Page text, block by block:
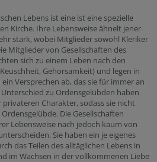
Lebens ist eine ist eine spezielle
Kirche. Ihre Lebensweise ähnelt jener
stark, wobei Mitglieder sowohl Kleriker
Mitglieder von Gesellschaften des
sich zu einem Leben nach den
Gehorsamkeit) und legen in
ein Versprechen ab, das sie für immer an
zu Ordensgelübden haben
Charakter, sodass sie nicht
Die Gesellschaften
Lebensweise nach jedoch kaum von
Sie haben ein je eigenes
das Teilen des alltäglichen Lebens in
im Wachsen in der vollkommenen Liebe